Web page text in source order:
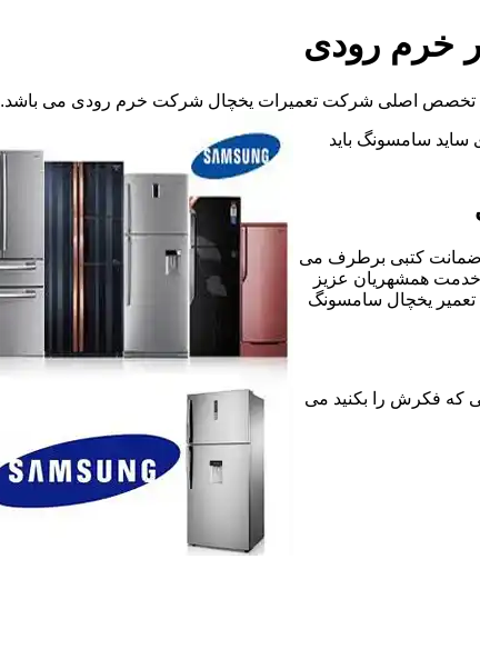
خرم رودی
تخصص اصلی شرکت تعمیرات یخچال شرکت خرم رودی می باشد.
ساید سامسونگ باید
ضمانت کتبی برطرف می
خدمت همشهریان عزیز
یخچال سامسونگ
مشکلی که فکرش را بکنید می